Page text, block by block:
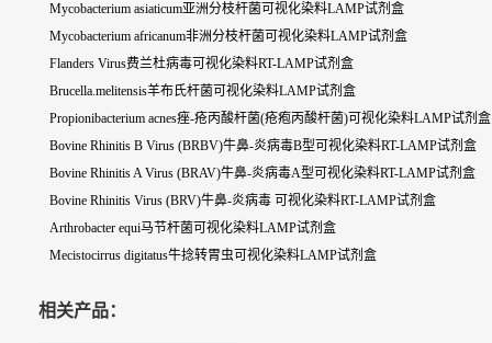
Mycobacterium asiaticum亚洲分枝杆菌可视化染料LAMP试剂盒
Mycobacterium africanum非洲分枝杆菌可视化染料LAMP试剂盒
Flanders Virus费兰杜病毒可视化染料RT-LAMP试剂盒
Brucella.melitensis羊布氏杆菌可视化染料LAMP试剂盒
Propionibacterium acnes痤-疮丙酸杆菌(疮疱丙酸杆菌)可视化染料LAMP试剂盒
Bovine Rhinitis B Virus (BRBV)牛鼻-炎病毒B型可视化染料RT-LAMP试剂盒
Bovine Rhinitis A Virus (BRAV)牛鼻-炎病毒A型可视化染料RT-LAMP试剂盒
Bovine Rhinitis Virus (BRV)牛鼻-炎病毒 可视化染料RT-LAMP试剂盒
Arthrobacter equi马节杆菌可视化染料LAMP试剂盒
Mecistocirrus digitatus牛捻转胃虫可视化染料LAMP试剂盒
相关产品：